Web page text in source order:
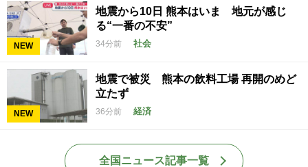
NEW
地震から10日 熊本はいま 地元が感じ
る“一番の不安”
34分前 社会
NEW
地震で被災 熊本の飲料工場 再開のめど
立たず
36分前 経済
全国ニュース記事一覧